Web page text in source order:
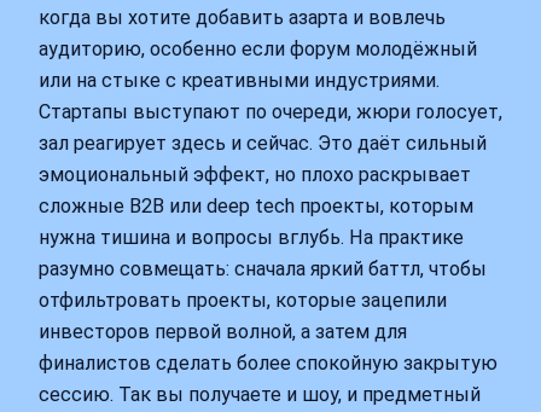
когда вы хотите добавить азарта и вовлечь
аудиторию, особенно если форум молодёжный
или на стыке с креативными индустриями.
Стартапы выступают по очереди, жюри голосует,
зал реагирует здесь и сейчас. Это даёт сильный
эмоциональный эффект, но плохо раскрывает
сложные B2B или deep tech проекты, которым
нужна тишина и вопросы вглубь. На практике
разумно совмещать: сначала яркий баттл, чтобы
отфильтровать проекты, которые зацепили
инвесторов первой волной, а затем для
финалистов сделать более спокойную закрытую
сессию. Так вы получаете и шоу, и предметный